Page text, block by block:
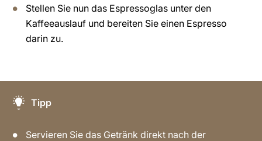
Stellen Sie nun das Espressoglas unter den
Kaffeeauslauf und bereiten Sie einen Espresso
darin zu.
Tipp
Servieren Sie das Getränk direkt nach der